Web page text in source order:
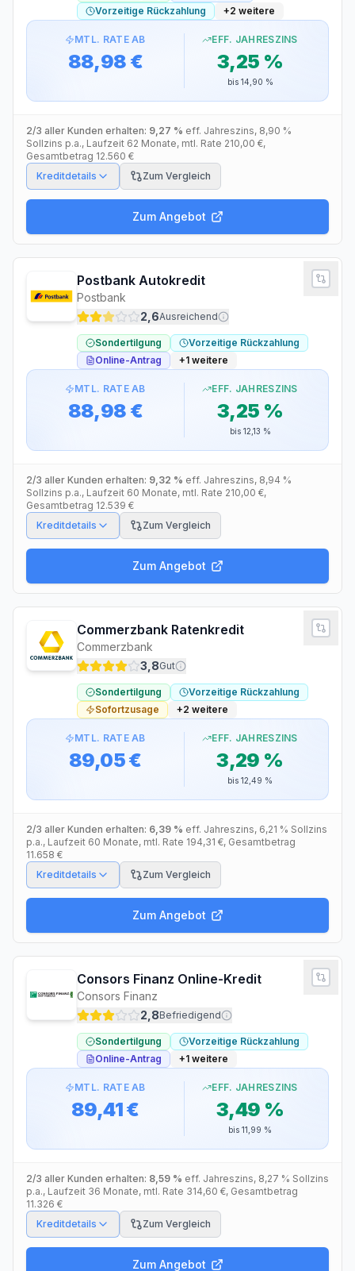
Vorzeitige Rückzahlung
+2 weitere
MTL. RATE AB
88,98 €
EFF. JAHRESZINS
3,25 %
bis 14,90 %
2/3 aller Kunden erhalten: 9,27 % eff. Jahreszins, 8,90 %
Sollzins p.a., Laufzeit 62 Monate, mtl. Rate 210,00 €,
Gesamtbetrag 12.560 €
Kreditdetails
Zum Vergleich
Zum Angebot
Postbank Autokredit
Postbank
2,6Ausreichend
Sondertilgung
Vorzeitige Rückzahlung
Online-Antrag
+1 weitere
MTL. RATE AB
88,98 €
EFF. JAHRESZINS
3,25 %
bis 12,13 %
2/3 aller Kunden erhalten: 9,32 % eff. Jahreszins, 8,94 %
Sollzins p.a., Laufzeit 60 Monate, mtl. Rate 210,00 €,
Gesamtbetrag 12.539 €
Kreditdetails
Zum Vergleich
Zum Angebot
Commerzbank Ratenkredit
Commerzbank
3,8Gut
Sondertilgung
Vorzeitige Rückzahlung
Sofortzusage
+2 weitere
MTL. RATE AB
89,05 €
EFF. JAHRESZINS
3,29 %
bis 12,49 %
2/3 aller Kunden erhalten: 6,39 % eff. Jahreszins, 6,21 % Sollzins
p.a., Laufzeit 60 Monate, mtl. Rate 194,31 €, Gesamtbetrag
11.658 €
Kreditdetails
Zum Vergleich
Zum Angebot
Consors Finanz Online-Kredit
Consors Finanz
2,8Befriedigend
Sondertilgung
Vorzeitige Rückzahlung
Online-Antrag
+1 weitere
MTL. RATE AB
89,41 €
EFF. JAHRESZINS
3,49 %
bis 11,99 %
2/3 aller Kunden erhalten: 8,59 % eff. Jahreszins, 8,27 % Sollzins
p.a., Laufzeit 36 Monate, mtl. Rate 314,60 €, Gesamtbetrag
11.326 €
Kreditdetails
Zum Vergleich
Zum Angebot